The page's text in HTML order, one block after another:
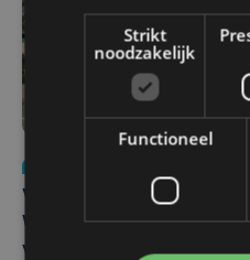
wo 5 augustus
Vier Oostendse
West, dat ook een nieuwe
verwelkomt
Strikt
noodzakelijk
Functioneel